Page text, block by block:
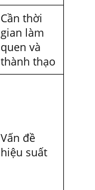
Cần thời
gian làm
quen và
thành thạo
Vấn đề
hiệu suất